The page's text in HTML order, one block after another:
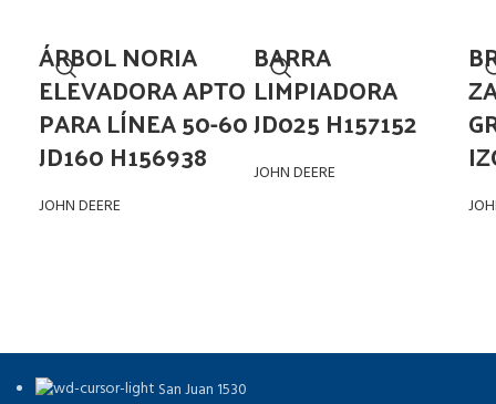
ÁRBOL NORIA
ELEVADORA APTO
PARA LÍNEA 50-60
JD160 H156938
JOHN DEERE
BARRA
LIMPIADORA
JD025 H157152
JOHN DEERE
San Juan 1530